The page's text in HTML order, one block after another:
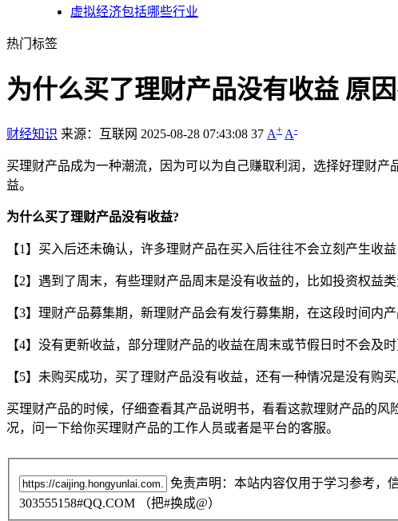
虚拟经济包括哪些行业
热门标签
为什么买了理财产品没有收益 原
财经知识 来源：互联网 2025-08-28 07:43:08 37 A+ A-
买理财产品成为一种潮流，因为可以为自己赚取利润，选择好理财
益。
为什么买了理财产品没有收益?
【1】买入后还未确认，许多理财产品在买入后往往不会立刻产生收
【2】遇到了周末，有些理财产品周末是没有收益的，比如投资权益
【3】理财产品募集期，新理财产品会有发行募集期，在这段时间内
【4】没有更新收益，部分理财产品的收益在周末或节假日时不会及
【5】未购买成功，买了理财产品没有收益，还有一种情况是没有购
买理财产品的时候，仔细查看其产品说明书，看看这款理财产品的
况，问一下给你买理财产品的工作人员或者是平台的客服。
免责声明：本站内容仅用于学习参考，
303555158#QQ.COM （把#换成@）